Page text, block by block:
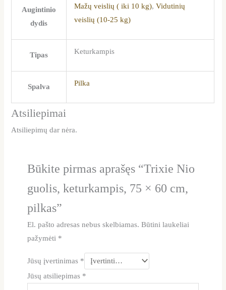
Augintinio
dydis
Mažų veislių ( iki 10 kg),Vidutinių
veislių (10-25 kg)
Tipas Keturkampis
Spalva Pilka
Atsiliepimai
Atsiliepimų dar nėra.
Būkite pirmas aprašęs “Trixie Nio
guolis, keturkampis, 75 × 60 cm,
pilkas”
El. pašto adresas nebus skelbiamas. Būtini laukeliai
pažymėti *
Jūsų įvertinimas *
Jūsų atsiliepimas *